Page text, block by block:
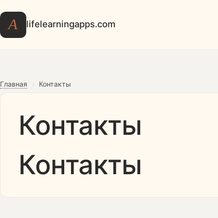
А lifelearningapps.com
Главная › Контакты
Контакты
Контакты